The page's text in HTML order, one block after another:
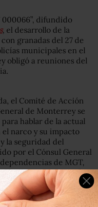
000066”, difundido
, el desarrollo de la
granadas del 27 de
municipales en el
obligó a reuniones del
el Comité de Acción
de Monterrey se
hablar de la actual
narco y su impacto
la seguridad del
por el Cónsul General
de MGT,
ICE, PD y OPAD”,